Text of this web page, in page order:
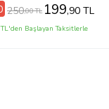
250,00 TL 199,90 TL
Başlayan Taksitlerle